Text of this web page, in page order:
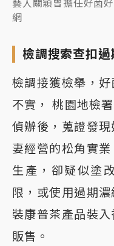
藝人關穎曾擔任好菌
網
檢調搜索查扣
檢調接獲檢舉，
不實， 桃園地檢
偵辦後，蒐證發
妻經營的松角實
生產，卻疑似塗
限，或使用過期
裝康普茶產品裝
販售。